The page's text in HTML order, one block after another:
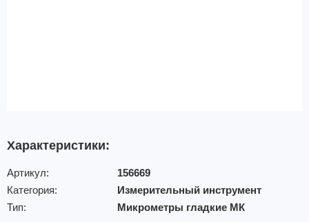
Характеристики:
Артикул:
156669
Категория:
Измерительный инструмент
Тип:
Микрометры гладкие МК